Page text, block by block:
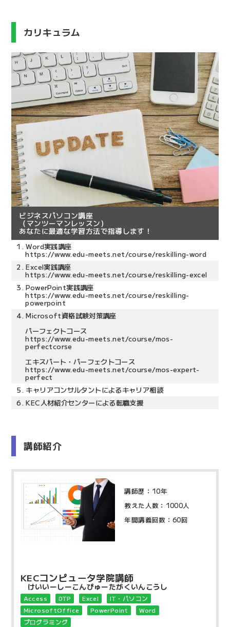
カリキュラム
ビジネスパソコン講座
（マンツーマンレッスン）
あなたに最適な学習方法で指導します！
1. Word実践講座
https://www.edu-meets.net/course/reskilling-word
2. Excel実践講座
https://www.edu-meets.net/course/reskilling-excel
3. PowerPoint実践講座
https://www.edu-meets.net/course/reskilling-
powerpoint
4. Microsoft資格試験対策講座
パーフェクトコース
https://www.edu-meets.net/course/mos-
perfectcorse
エキスパート・パーフェクトコース
https://www.edu-meets.net/course/mos-expert-
perfect
5. キャリアコンサルタントによるキャリア相談
6. KEC人材紹介センターによる転職支援
講師紹介
講師歴：10年
教えた人数：1000人
年間講義回数：60回
KECコンピュータ学院講師
けいいーしーこんぴゅーたがくいんこうし
Access DTP Excel
IT・パソコン
MicrosoftOffice
PowerPoint
Word
プログラミング